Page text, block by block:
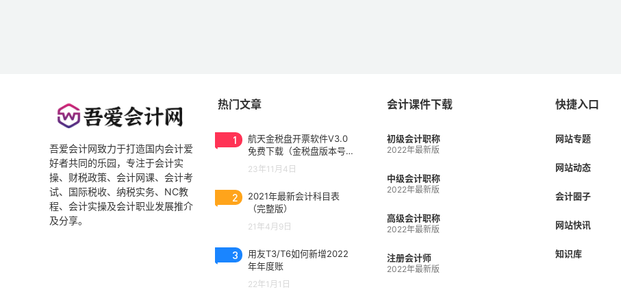
吾爱会计网致力于打造国内会计爱
好者共同的乐园，专注于会计实
操、财税政策、会计网课、会计考
试、国际税收、纳税实务、NC教
程、会计实操及会计职业发展推介
及分享。
热门文章
1
航天金税盘开票软件V3.0
免费下载（金税盘版本号V
3.0.20230531）
23年11月4日
2
2021年最新会计科目表
（完整版）
21年4月9日
3
用友T3/T6如何新增2022
年年度账
22年1月1日
会计课件下载
初级会计职称
2022年最新版
中级会计职称
2022年最新版
高级会计职称
2022年最新版
注册会计师
2022年最新版
快捷入口
网站专题
网站动态
会计圈子
网站快讯
知识库